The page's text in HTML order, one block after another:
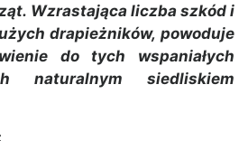
Wzrastająca liczba szkód i
drapieżników, powoduje
do tych wspaniałych
naturalnym siedliskiem